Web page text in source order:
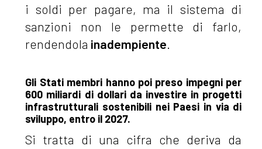
i soldi per pagare, ma il sistema di
sanzioni non le permette di farlo,
rendendola inadempiente.
Gli Stati membri hanno poi preso impegni per
600 miliardi di dollari da investire in progetti
infrastrutturali sostenibili nei Paesi in via di
sviluppo, entro il 2027.
Si tratta di una cifra che deriva da